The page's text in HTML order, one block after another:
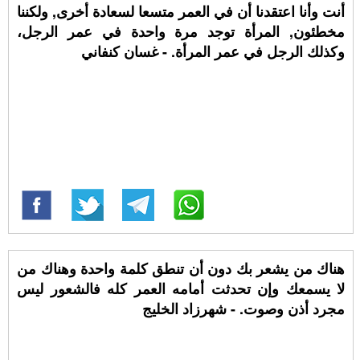
أنت وأنا اعتقدنا أن في العمر متسعا لسعادة أخرى, ولكننا
مخطئون, المرأة توجد مرة واحدة في عمر الرجل،
وكذلك الرجل في عمر المرأة. - غسان كنفاني
هناك من يشعر بك دون أن تنطق كلمة واحدة وهناك من
لا يسمعك وإن تحدثت أمامه العمر كله فالشعور ليس
مجرد أذن وصوت. - شهرزاد الخليج